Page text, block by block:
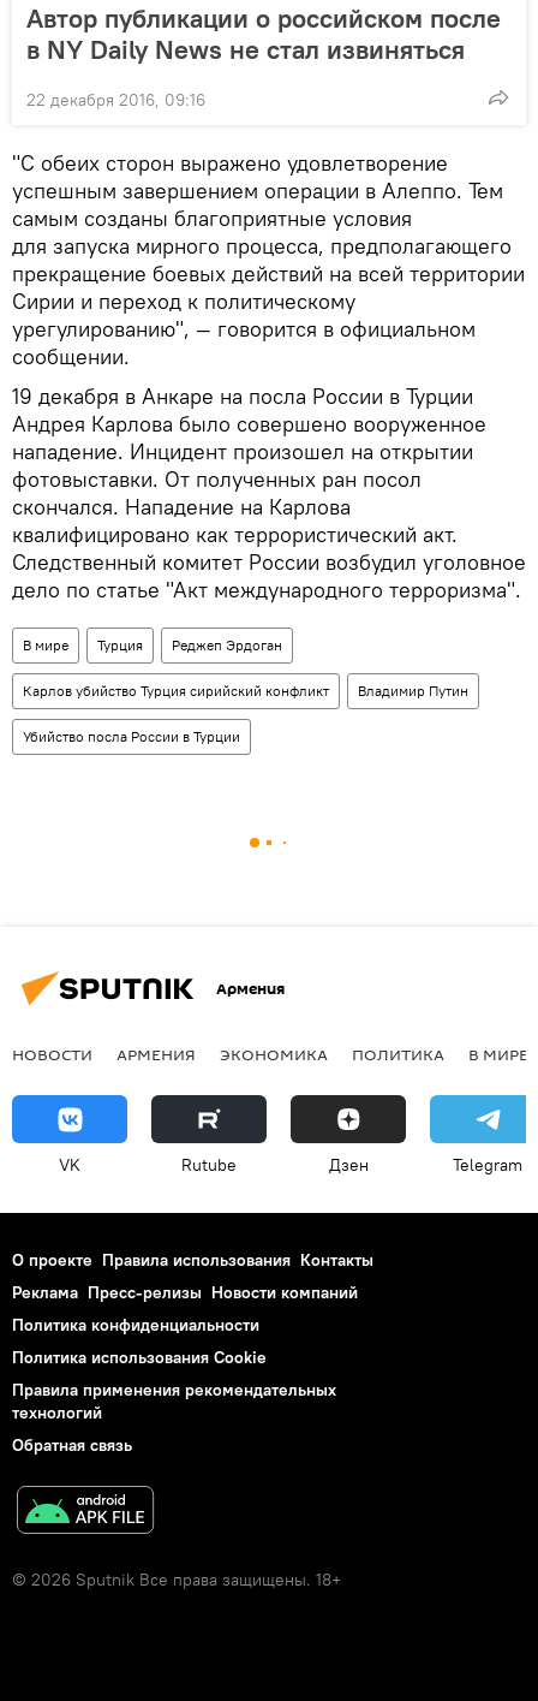
Автор публикации о российском после
в NY Daily News не стал извиняться
22 декабря 2016, 09:16
"С обеих сторон выражено удовлетворение
успешным завершением операции в Алеппо. Тем
самым созданы благоприятные условия
для запуска мирного процесса, предполагающего
прекращение боевых действий на всей территории
Сирии и переход к политическому
урегулированию", — говорится в официальном
сообщении.
19 декабря в Анкаре на посла России в Турции
Андрея Карлова было совершено вооруженное
нападение. Инцидент произошел на открытии
фотовыставки. От полученных ран посол
скончался. Нападение на Карлова
квалифицировано как террористический акт.
Следственный комитет России возбудил уголовное
дело по статье "Акт международного терроризма".
В мире Турция Реджеп Эрдоган
Карлов убийство Турция сирийский конфликт Владимир Путин
Убийство посла России в Турции
Армения
НОВОСТИ АРМЕНИЯ ЭКОНОМИКА ПОЛИТИКА В МИРЕ
VK Rutube Дзен Telegram
О проекте Правила использования Контакты
Реклама Пресс-релизы Новости компаний
Политика конфиденциальности
Политика использования Cookie
Правила применения рекомендательных
технологий
Обратная связь
© 2026 Sputnik Все права защищены. 18+